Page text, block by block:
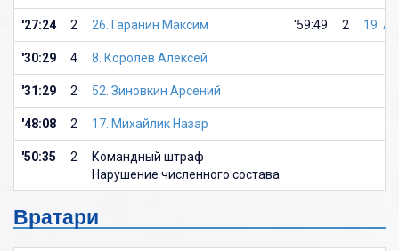
'27:24 2 26. Гаранин Максим '59:49 2 19.
'30:29 4 8. Королев Алексей
'31:29 2 52. Зиновкин Арсений
'48:08 2 17. Михайлик Назар
'50:35 2
Командный штраф
Нарушение численного состава
Вратари